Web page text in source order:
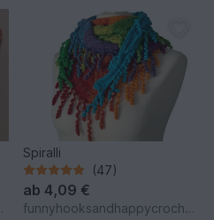
Spiralli
(47)
ab 4,09 €
funnyhooksandhappycrochets